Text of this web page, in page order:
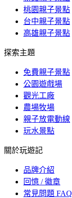
桃園親子景點
台中親子景點
高雄親子景點
探索主題
免費親子景點
公園遊戲場
觀光工廠
農場牧場
親子放電動線
玩水景點
關於玩遊記
品牌介紹
回憶 / 徽章
常見問題 FAQ